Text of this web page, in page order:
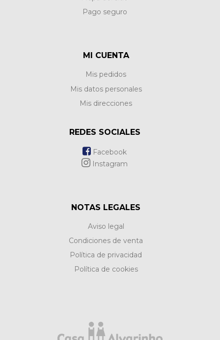
Pago seguro
MI CUENTA
Mis pedidos
Mis datos personales
Mis direcciones
REDES SOCIALES
Facebook
Instagram
NOTAS LEGALES
Aviso legal
Condiciones de venta
Política de privacidad
Política de cookies